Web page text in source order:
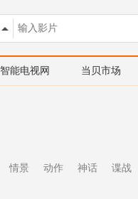
智能电视网 当贝市场
情景 动作 神话 谍战